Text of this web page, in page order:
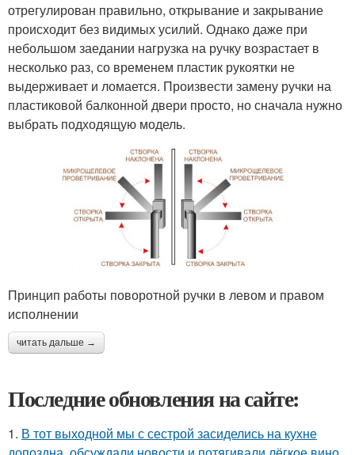
отрегулирован правильно, открывание и закрывание
происходит без видимых усилий. Однако даже при
небольшом заедании нагрузка на ручку возрастает в
несколько раз, со временем пластик рукоятки не
выдерживает и ломается. Произвести замену ручки на
пластиковой балконной двери просто, но сначала нужно
выбрать подходящую модель.
Принцип работы поворотной ручки в левом и правом
исполнении
читать дальше →
Последние обновления на сайте:
1. В тот выходной мы с сестрой засиделись на кухне